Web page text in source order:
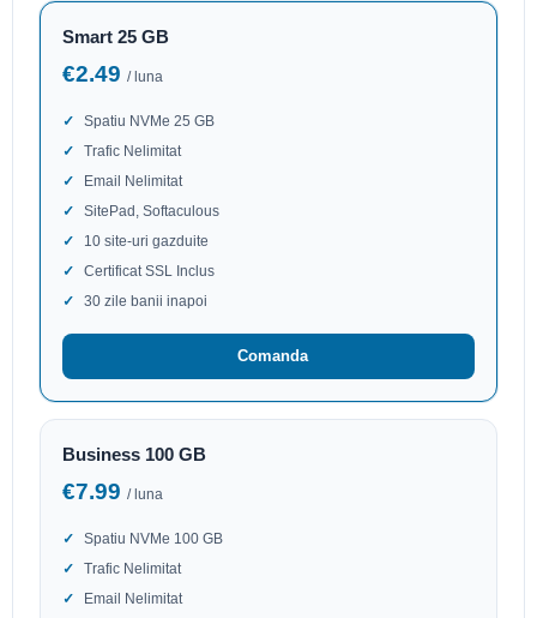
Smart 25 GB
€2.49 / luna
Spatiu NVMe 25 GB
Trafic Nelimitat
Email Nelimitat
SitePad, Softaculous
10 site-uri gazduite
Certificat SSL Inclus
30 zile banii inapoi
Comanda
Business 100 GB
€7.99 / luna
Spatiu NVMe 100 GB
Trafic Nelimitat
Email Nelimitat